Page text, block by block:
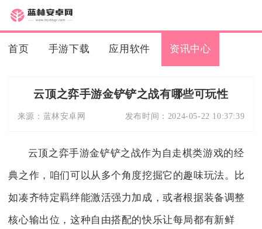
首页 手游下载 应用软件 资讯中心
云顶之弈手游金铲铲之战有哪些可玩性
来源： 蓝林安卓网 发布时间： 2024-05-22 10:37:39
云顶之弈手游金铲铲之战作为自走棋类游戏的经
典之作，咱们可以从多个角度挖掘它的趣味玩法。比
如凑齐特定羁绊能激活强力加成，或者根据装备调整
核心输出位，这种自由搭配的快乐让每局都有新鲜